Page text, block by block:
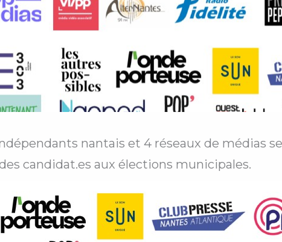
nantais et 4 réseaux de médias
candidat.es aux élections municipales.